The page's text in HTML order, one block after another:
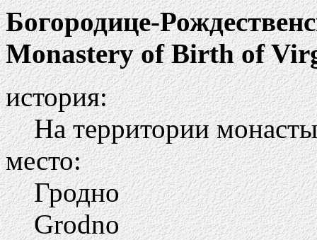
Богородице-
Monastery of Birth of
история:
На территории
место:
Гродно
Grodno